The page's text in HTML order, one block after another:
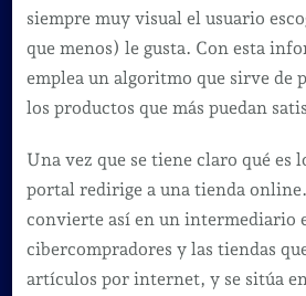
siempre muy visual el usuario
que menos) le gusta. Con esta
emplea un algoritmo que sirve de
los productos que más puedan
Una vez que se tiene claro qué es
portal redirige a una tienda
convierte así en un intermediario
cibercompradores y las tiendas
artículos por internet, y se sitúa